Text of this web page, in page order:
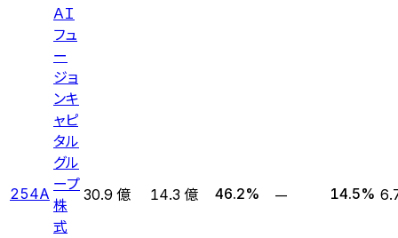
254A
ＡＩ
フュ
ー
ジョ
ンキ
ャピ
タル
グル
ープ
株
式
30.9 億 14.3 億 46.2% — 14.5%